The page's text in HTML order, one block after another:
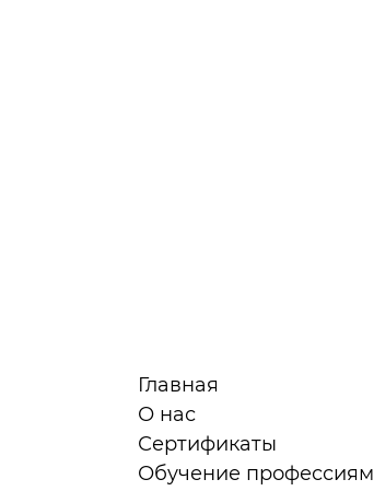
Главная
О нас
Сертификаты
Обучение профессиям